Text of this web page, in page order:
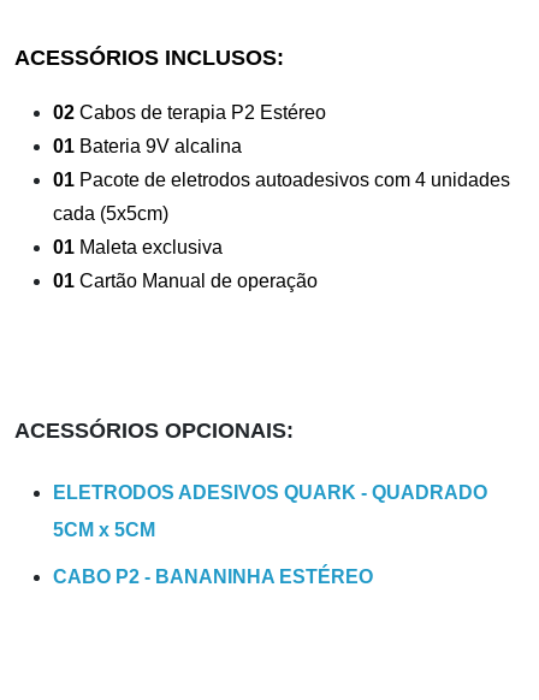
ACESSÓRIOS INCLUSOS:
02 Cabos de terapia P2 Estéreo
01 Bateria 9V alcalina
01 Pacote de eletrodos autoadesivos com 4 unidades
cada (5x5cm)
01 Maleta exclusiva
01 Cartão Manual de operação
ACESSÓRIOS OPCIONAIS:
ELETRODOS ADESIVOS QUARK - QUADRADO
5CM x 5CM
CABO P2 - BANANINHA ESTÉREO